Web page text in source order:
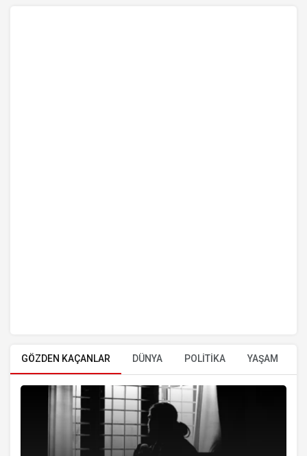
GÖZDEN KAÇANLAR DÜNYA POLİTİKA YAŞAM